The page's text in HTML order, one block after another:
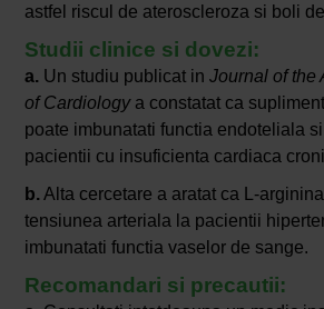
astfel riscul de ateroscleroza si boli
Studii clinice si dovezi:
a. Un studiu publicat in Journal of the
of Cardiologya constatat ca
poate imbunatati functia endoteliala
pacientii cu insuficienta cardiaca
b. Alta cercetare a aratat ca L-
tensiunea arteriala la pacientii
imbunatati functia vaselor de sange.
Recomandari si precautii: